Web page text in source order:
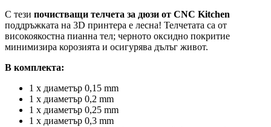
С тези почистващи телчета за дюзи от CNC Kitchen
поддръжката на 3D принтера е лесна! Телчетата са от
високоякостна пианна тел; черното оксидно покритие
минимизира корозията и осигурява дълъг живот.
В комплекта:
1 x диаметър 0,15 mm
1 x диаметър 0,2 mm
1 x диаметър 0,25 mm
1 x диаметър 0,3 mm